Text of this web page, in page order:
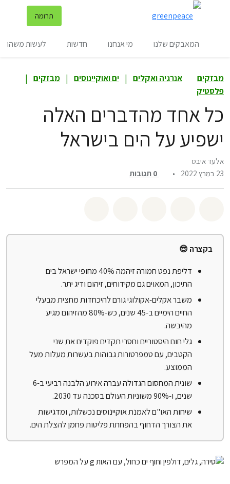
תרומה
המאבקים שלנו מי אנחנו חדשות לעשות משהו
מבזקים אנרגיה ואקלים | ים ואוקיינוסים | מבזקים |
פלסטיק
כל אחד מהדברים האלה
ישפיע על הים בישראל
אלעד איבס
23 במרץ 2022
•
0 תגובות
בקצרה 😎
דליפת נפט חמורה זיהמה 40% מחופי ישראל בים
התיכון, המאוים גם מקידוחים, זיהום ודיג יתר.
משבר אקלים-אקולוגי גורם להיכחדות מחצית מבעלי
החיים הימיים ב-45 שנים, כש-80% מהזיהום מגיע
מהיבשה.
גלי חום היסטוריים וחסרי תקדים פוקדים את שני
הקטבים, עם טמפרטורות גבוהות בעשרות מעלות מעל
הממוצע.
שונית המחסום הגדולה עברה אירוע הלבנה רביעי ב-6
שנים, ו-90% משוניות העולם בסכנה עד 2030.
שיחות האו"ם לאמנת אוקיינוסים נכשלות, ומדגישות
את הצורך הדחוף בהפחתת פליטות פחמן להצלת הים.